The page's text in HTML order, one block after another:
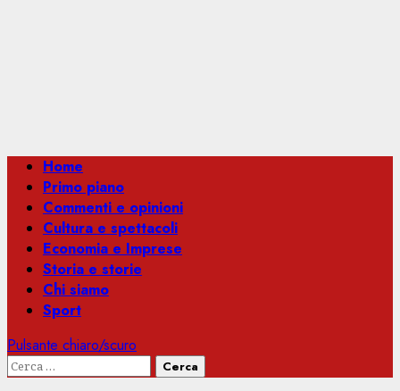
Menu
principale
Home
Primo piano
Commenti e opinioni
Cultura e spettacoli
Economia e Imprese
Storia e storie
Chi siamo
Sport
Pulsante chiaro/scuro
Ricerca